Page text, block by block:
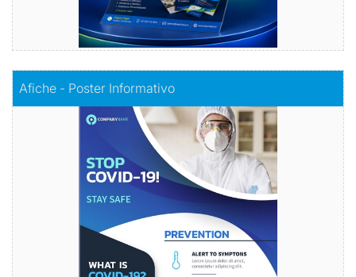
Afiche - Poster Informativo
Información visualmente atractiva
Comprar
Comprar